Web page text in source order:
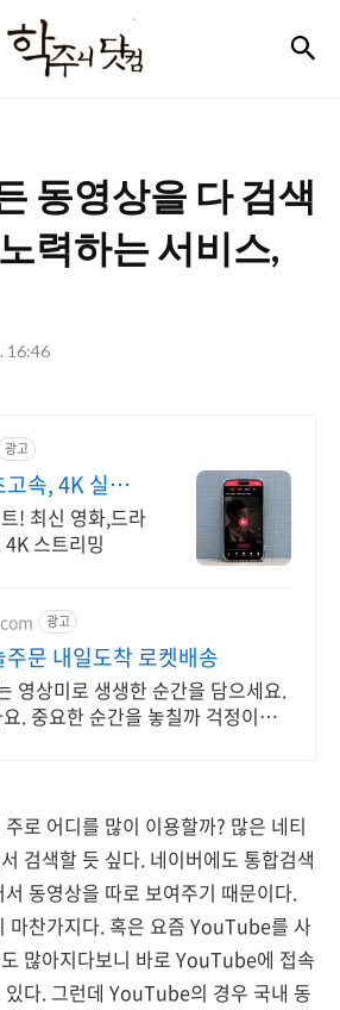
주
컴
동영상을 다 검색
력하는 서비스,
16:46
광고
속, 4K 실시
! 최신 영화,드라
스트리밍
광고
문 내일도착 로켓배송
영상미로 생생한 순간을 담으세요.
. 중요한 순간을 놓칠까 걱정이라
로 어디를 많이 이용할까? 많은 네티
검색할 듯 싶다. 네이버에도 통합검색
동영상을 따로 보여주기 때문이다.
마찬가지다. 혹은 요즘 YouTube를 사
많아지다보니 바로 YouTube에 접속
다. 그런데 YouTube의 경우 국내 동